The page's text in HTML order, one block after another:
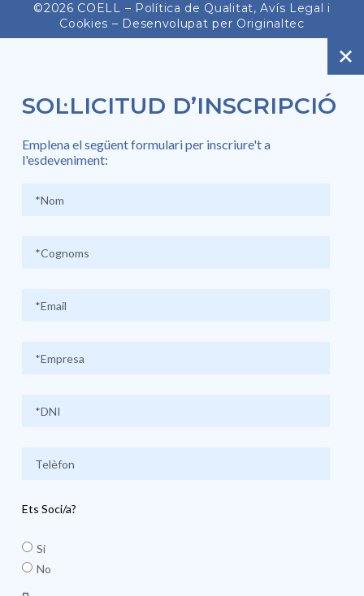
©2026 COELL – Política de Qualitat,Avís Legal i
Cookies – Desenvolupat per Originaltec
SOL·LICITUD D’INSCRIPCIÓ
Emplena el següent formulari per inscriure't a
l'esdeveniment:
Ets Soci/a?
Si
No